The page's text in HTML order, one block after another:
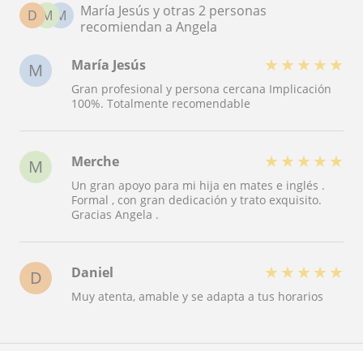
M
M
D
María Jesús y otras 2 personas
recomiendan a Angela
M María Jesús ★ ★ ★ ★ ★
Gran profesional y persona cercana Implicación
100%. Totalmente recomendable
M Merche ★ ★ ★ ★ ★
Un gran apoyo para mi hija en mates e inglés .
Formal , con gran dedicación y trato exquisito.
Gracias Angela .
D Daniel ★ ★ ★ ★ ★
Muy atenta, amable y se adapta a tus horarios